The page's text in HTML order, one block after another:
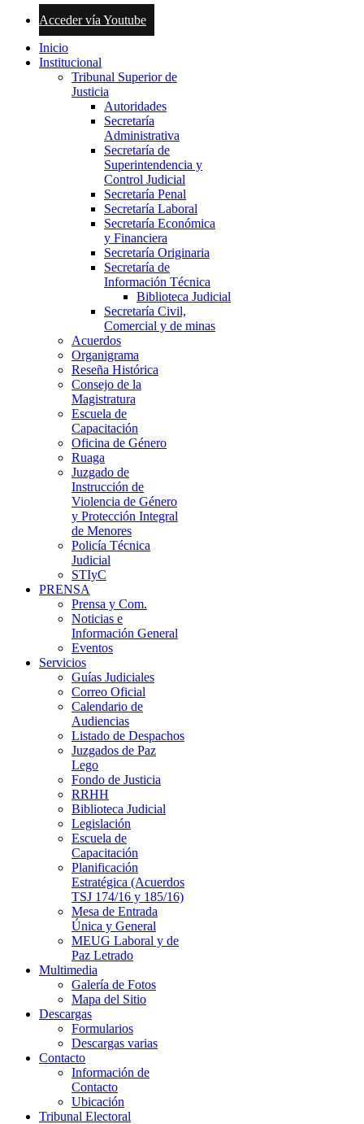
Acceder vía Youtube
Inicio
Institucional
Tribunal Superior de
Justicia
Autoridades
Secretaría
Administrativa
Secretaría de
Superintendencia y
Control Judicial
Secretaría Penal
Secretaría Laboral
Secretaría Económica
y Financiera
Secretaría Originaria
Secretaría de
Información Técnica
Biblioteca Judicial
Secretaría Civil,
Comercial y de minas
Acuerdos
Organigrama
Reseña Histórica
Consejo de la
Magistratura
Escuela de
Capacitación
Oficina de Género
Ruaga
Juzgado de
Instrucción de
Violencia de Género
y Protección Integral
de Menores
Policía Técnica
Judicial
STIyC
PRENSA
Prensa y Com.
Noticias e
Información General
Eventos
Servicios
Guías Judiciales
Correo Oficial
Calendario de
Audiencias
Listado de Despachos
Juzgados de Paz
Lego
Fondo de Justicia
RRHH
Biblioteca Judicial
Legislación
Escuela de
Capacitación
Planificación
Estratégica (Acuerdos
TSJ 174/16 y 185/16)
Mesa de Entrada
Única y General
MEUG Laboral y de
Paz Letrado
Multimedia
Galería de Fotos
Mapa del Sitio
Descargas
Formularios
Descargas varias
Contacto
Información de
Contacto
Ubicación
Tribunal Electoral